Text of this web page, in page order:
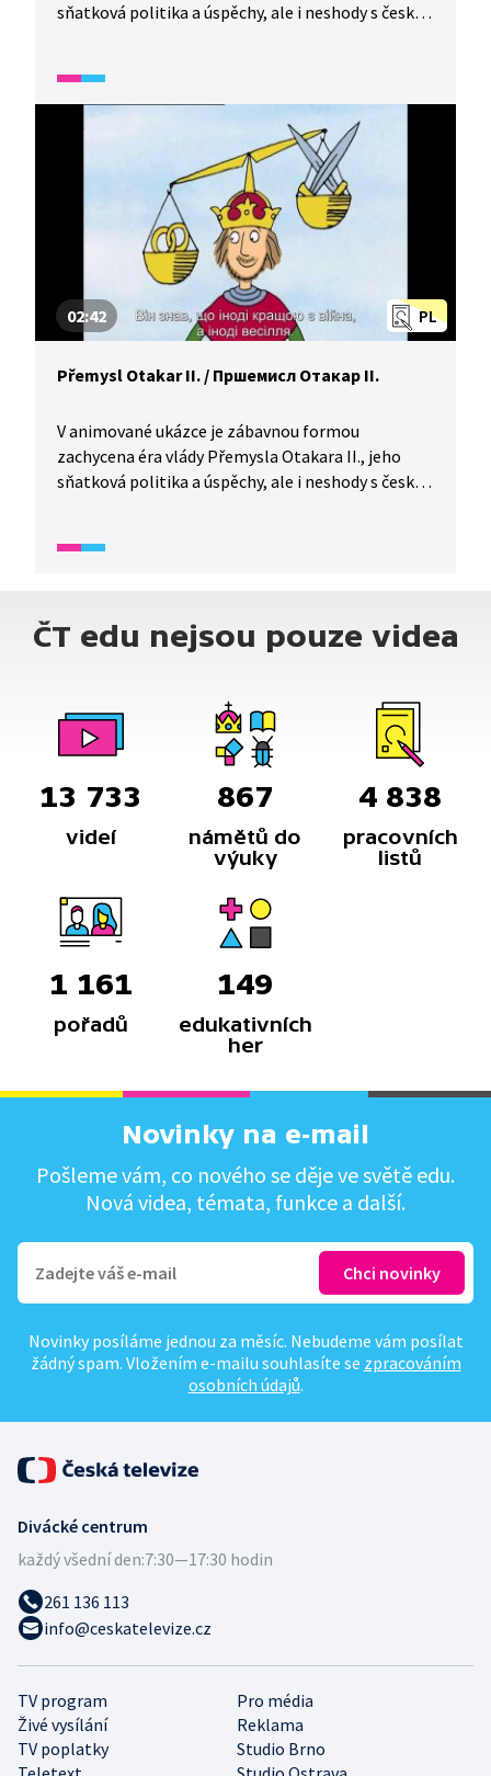
sňatková politika a úspěchy, ale i neshody s českou
PL
02:42
Přemysl Otakar II. / Пршемисл Отакар II.
V animované ukázce je zábavnou formou
zachycena éra vlády Přemysla Otakara II., jeho
sňatková politika a úspěchy, ale i neshody s českou
зображується епоха правління Пршемисла
імператором, які нарешті призвели до його
ČT edu nejsou pouze videa
13 733
videí
867
námětů do
výuky
4 838
pracovních
listů
1 161
pořadů
149
edukativních
her
Novinky na e-mail
Pošleme vám, co nového se děje ve světě edu.
Nová videa, témata, funkce a další.
Novinky posíláme jednou za měsíc. Nebudeme vám posílat
žádný spam. Vložením e-mailu souhlasíte se zpracováním
osobních údajů.